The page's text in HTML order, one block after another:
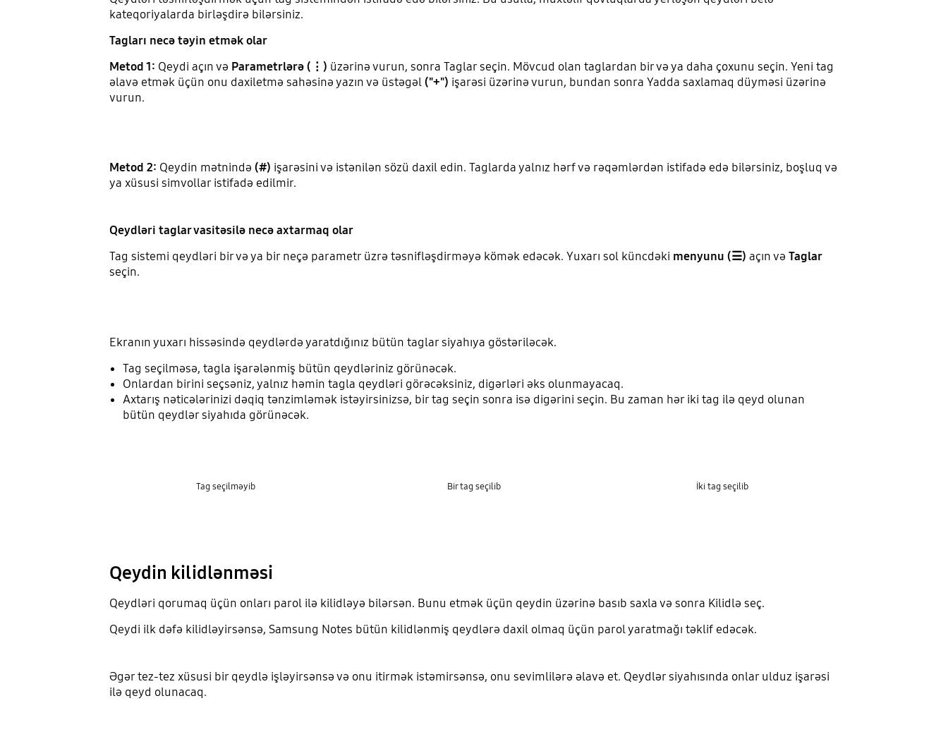
kateqoriyalarda birləşdirə bilərsiniz.
Tagları necə təyin etmək olar
Metod 1: Qeydi açın və Parametrlərə (⋮) üzərinə vurun, sonra Taglar seçin. Mövcud olan taglardan bir və ya daha çoxunu seçin. Yeni tag
əlavə etmək üçün onu daxiletmə sahəsinə yazın və üstəgəl("+") işarəsi üzərinə vurun, bundan sonra Yadda saxlamaq düyməsi üzərinə
vurun.
Metod 2: Qeydin mətnində (#) işarəsini və istənilən sözü daxil edin. Taglarda yalnız hərf və rəqəmlərdən istifadə edə bilərsiniz, boşluq və
ya xüsusi simvollar istifadə edilmir.
Qeydləri taglar vasitəsilə necə axtarmaq olar
Tag sistemi qeydləri bir və ya bir neçə parametr üzrə təsnifləşdirməyə kömək edəcək. Yuxarı sol küncdəki menyunu (☰) açın və Taglar
seçin.
Ekranın yuxarı hissəsində qeydlərdə yaratdığınız bütün taglar siyahıya göstəriləcək.
Tag seçilməsə, tagla işarələnmiş bütün qeydləriniz görünəcək.
Onlardan birini seçsəniz, yalnız həmin tagla qeydləri görəcəksiniz, digərləri əks olunmayacaq.
Axtarış nəticələrinizi dəqiq tənzimləmək istəyirsinizsə, bir tag seçin sonra isə digərini seçin. Bu zaman hər iki tag ilə qeyd olunan
bütün qeydlər siyahıda görünəcək.
Tag seçilməyib Bir tag seçilib İki tag seçilib
Qeydin kilidlənməsi
Qeydləri qorumaq üçün onları parol ilə kilidləyə bilərsən. Bunu etmək üçün qeydin üzərinə basıb saxla və sonra Kilidlə seç.
Qeydi ilk dəfə kilidləyirsənsə, Samsung Notes bütün kilidlənmiş qeydlərə daxil olmaq üçün parol yaratmağı təklif edəcək.
Əgər tez-tez xüsusi bir qeydlə işləyirsənsə və onu itirmək istəmirsənsə, onu sevimlilərə əlavə et. Qeydlər siyahısında onlar ulduz işarəsi
ilə qeyd olunacaq.